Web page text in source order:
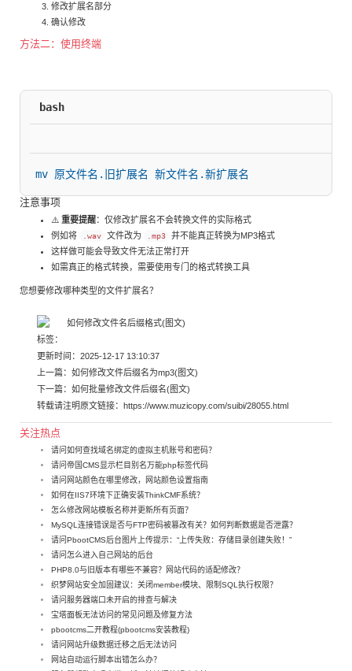
修改扩展名部分
确认修改
方法二：使用终端
bash
mv 原文件名.旧扩展名 新文件名.新扩展名
注意事项
⚠️ 重要提醒：仅修改扩展名不会转换文件的实际格式
例如将
.wav 文件改为 .mp3
并不能真正转换为MP3格式
这样做可能会导致文件无法正常打开
如需真正的格式转换，需要使用专门的格式转换工具
您想要修改哪种类型的文件扩展名？
标签：
更新时间：2025-12-17 13:10:37
上一篇： 如何修改文件后缀名为mp3(图文)
下一篇： 如何批量修改文件后缀名(图文)
转载请注明原文链接： https://www.muzicopy.com/suibi/28055.html
关注热点
请问如何查找域名绑定的虚拟主机账号和密码？
请问帝国CMS显示栏目别名万能php标签代码
请问网站颜色在哪里修改，网站颜色设置指南
如何在IIS7环境下正确安装ThinkCMF系统？
怎么修改网站模板名称并更新所有页面？
MySQL连接错误是否与FTP密码被篡改有关？如何判断数据是否泄露？
请问PbootCMS后台图片上传提示：“上传失败：存储目录创建失败！”
请问怎么进入自己网站的后台
PHP8.0与旧版本有哪些不兼容？网站代码的适配修改？
织梦网站安全加固建议：关闭member模块、限制SQL执行权限？
请问服务器端口未开启的排查与解决
宝塔面板无法访问的常见问题及修复方法
pbootcms二开教程(pbootcms安装教程)
请问网站升级数据迁移之后无法访问
网站自动运行脚本出错怎么办？